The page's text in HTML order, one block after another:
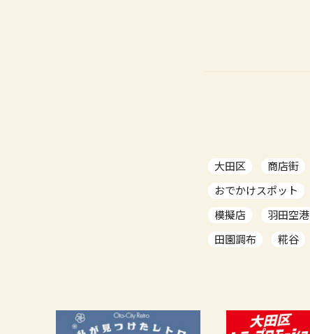
大田区 商店街
おでかけスポット
模擬店
羽田空港
田園調布
糀谷